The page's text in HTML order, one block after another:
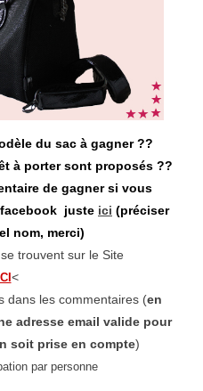
du sac à gagner ??
à porter sont proposés ??
de gagner si vous
facebook juste ici (préciser
nom, merci)
trouvent sur le Site
<
dans les commentaires (en
adresse email valide pour
soit prise en compte)
par personne